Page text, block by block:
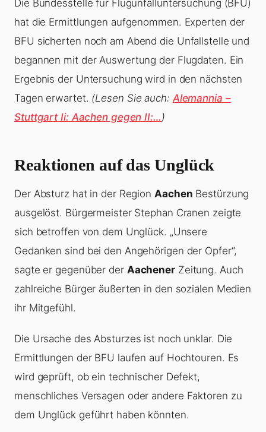
Die Bundesstelle für Flugunfalluntersuchung (BFU)
hat die Ermittlungen aufgenommen. Experten der
BFU sicherten noch am Abend die Unfallstelle und
begannen mit der Auswertung der Flugdaten. Ein
Ergebnis der Untersuchung wird in den nächsten
Tagen erwartet. (Lesen Sie auch:Alemannia –
Stuttgart Ii: Aachen gegen II:…)
Reaktionen auf das Unglück
Der Absturz hat in der Region Aachen Bestürzung
ausgelöst. Bürgermeister Stephan Cranen zeigte
sich betroffen von dem Unglück. „Unsere
Gedanken sind bei den Angehörigen der Opfer“,
sagte er gegenüber der AachenerZeitung. Auch
zahlreiche Bürger äußerten in den sozialen Medien
ihr Mitgefühl.
Die Ursache des Absturzes ist noch unklar. Die
Ermittlungen der BFU laufen auf Hochtouren. Es
wird geprüft, ob ein technischer Defekt,
menschliches Versagen oder andere Faktoren zu
dem Unglück geführt haben könnten.